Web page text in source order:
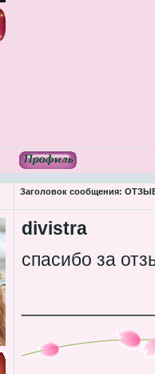
Заголовок сообщения:
divistra
спасибо за